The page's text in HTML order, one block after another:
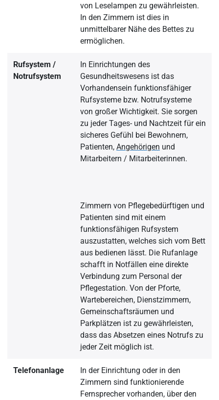
von Leselampen zu gewährleisten.
In den Zimmern ist dies in
unmittelbarer Nähe des Bettes zu
ermöglichen.
Rufsystem /
Notrufsystem
In Einrichtungen des
Gesundheitswesens ist das
Vorhandensein funktionsfähiger
Rufsysteme bzw. Notrufsysteme
von großer Wichtigkeit. Sie sorgen
zu jeder Tages- und Nachtzeit für ein
sicheres Gefühl bei Bewohnern,
Patienten, Angehörigen und
Mitarbeitern / Mitarbeiterinnen.
Zimmern von Pflegebedürftigen und
Patienten sind mit einem
funktionsfähigen Rufsystem
auszustatten, welches sich vom Bett
aus bedienen lässt. Die Rufanlage
schafft in Notfällen eine direkte
Verbindung zum Personal der
Pflegestation. Von der Pforte,
Wartebereichen, Dienstzimmern,
Gemeinschaftsräumen und
Parkplätzen ist zu gewährleisten,
dass das Absetzen eines Notrufs zu
jeder Zeit möglich ist.
Telefonanlage
In der Einrichtung oder in den
Zimmern sind funktionierende
Fernsprecher vorhanden, über den